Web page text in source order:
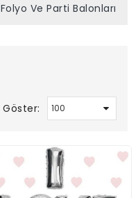
Folyo Ve Parti Balonları
Göster: